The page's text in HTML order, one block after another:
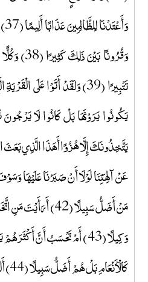
وَقُرُونًا
تَتْبِيرًا (39) وَلَقَدْ أَتَوْا
عَنْ آلِهَتِنَا لَوْلَا أَنْ صَبَرْنَا عَلَيْهَا
مَنْ أَضَلُّ سَبِيلًا (42)
وَكِيلًا (43) أَمْ تَحْسَبُ أَنَّ